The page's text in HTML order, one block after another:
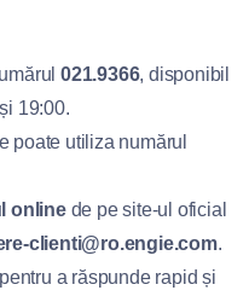
021.9366, disponibil
19:00.
poate utiliza numărul
onlinede pe site-ul oficial
clienti@ro.engie.com.
a răspunde rapid și